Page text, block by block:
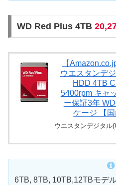
WD Red Plus 4TB
【
ウエスタンデ
HDD 4TB
5400rpm キャ
ー保証3年
ケージ 【国
ウエスタンデジタル
6TB, 8TB, 10TB,12TBモデ